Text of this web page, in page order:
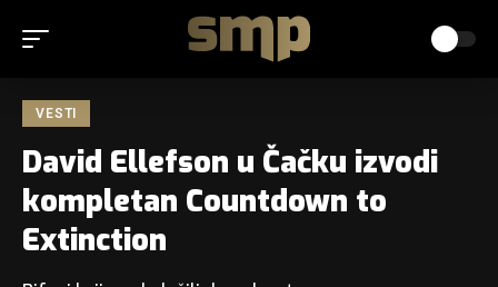
VESTI
David Ellefson u Čačku izvodi
kompletan Countdown to
Extinction